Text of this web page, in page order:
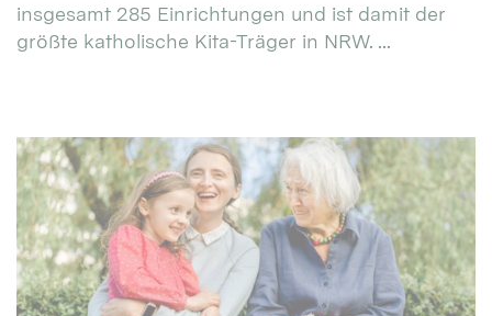
insgesamt 285 Einrichtungen und ist damit der
größte katholische Kita-Träger in NRW. ...